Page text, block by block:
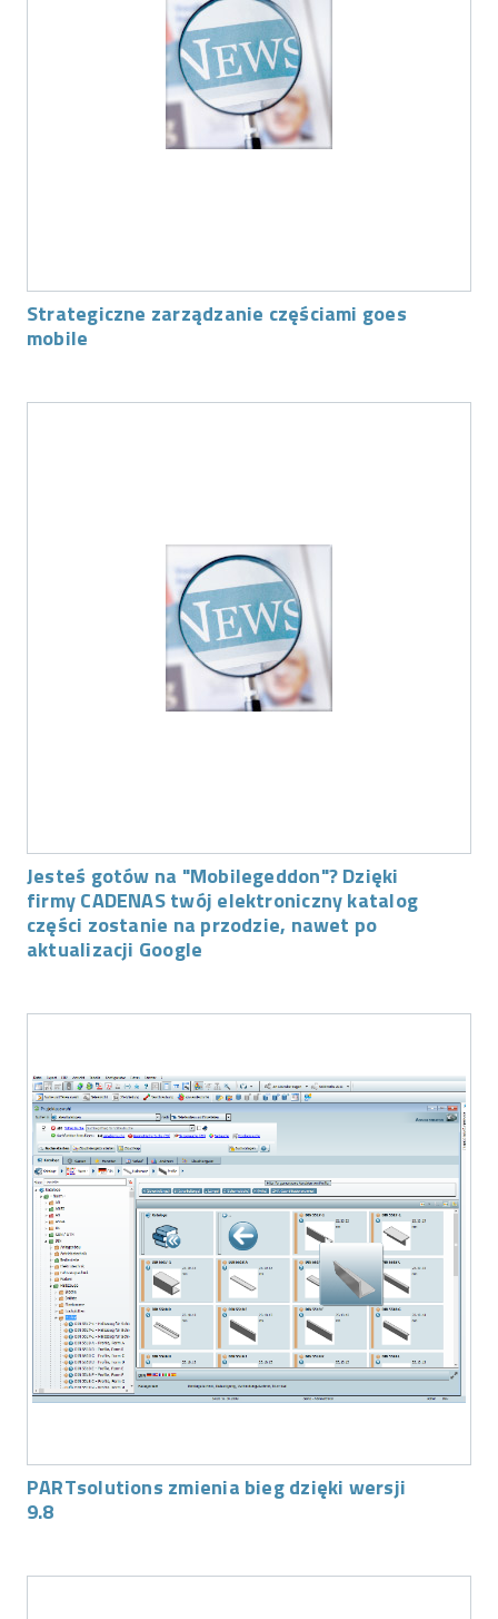
Strategiczne zarządzanie częściami goes
mobile
Jesteś gotów na "Mobilegeddon"? Dzięki
firmy CADENAS twój elektroniczny katalog
części zostanie na przodzie, nawet po
aktualizacji Google
PARTsolutions zmienia bieg dzięki wersji
9.8